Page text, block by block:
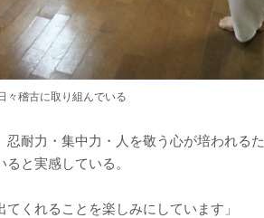
々稽古に取り組んでいる
耐力・集中力・人を敬う心が培われるた
と実感している。
くれることを楽しみにしています」